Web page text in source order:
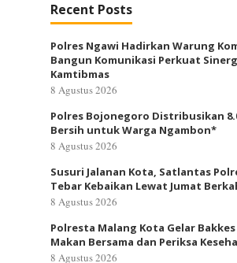
Recent Posts
Polres Ngawi Hadirkan Warung
Bangun Komunikasi Perkuat
Kamtibmas
8 Agustus 2026
Polres Bojonegoro Distribusikan
Bersih untuk Warga Ngambon*
8 Agustus 2026
Susuri Jalanan Kota, Satlantas
Tebar Kebaikan Lewat Jumat
8 Agustus 2026
Polresta Malang Kota Gelar
Makan Bersama dan Periksa
8 Agustus 2026